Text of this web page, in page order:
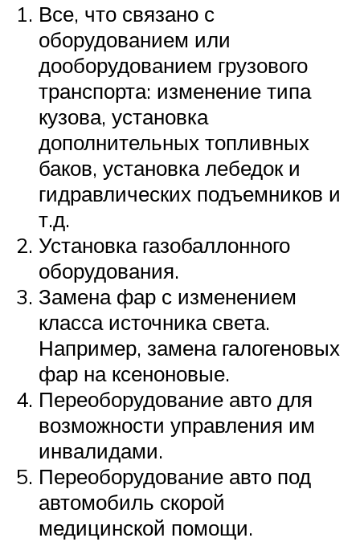
Все, что связано с
оборудованием или
дооборудованием грузового
транспорта: изменение типа
кузова, установка
дополнительных топливных
баков, установка лебедок и
гидравлических подъемников и
т.д.
Установка газобаллонного
оборудования.
Замена фар с изменением
класса источника света.
Например, замена галогеновых
фар на ксеноновые.
Переоборудование авто для
возможности управления им
инвалидами.
Переоборудование авто под
автомобиль скорой
медицинской помощи.